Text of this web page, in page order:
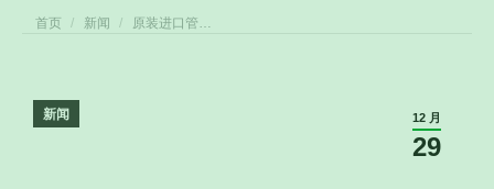
您在这里：
首页 新闻 原装进口管…
12 月
29
新闻